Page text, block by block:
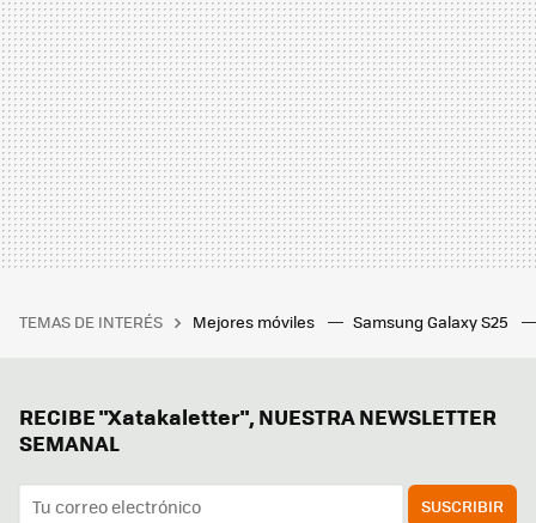
TEMAS DE INTERÉS Mejores móviles Samsung Galaxy S25
RECIBE "Xatakaletter", NUESTRA NEWSLETTER
SEMANAL
SUSCRIBIR